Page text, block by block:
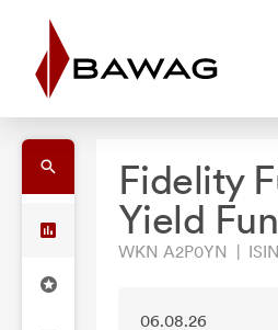
Fidelity
Yield
WKN A2P0YN |
06.08.26